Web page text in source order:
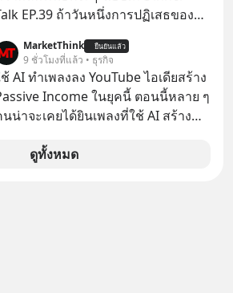
ยู่อย่างยั่งยืน #Cybersecurity #เตือน
EP.39 ถ้าวันหนึ่งการปฏิเสธของ
กำแพงใส่และมองว่าเราเห็นแก่ตัวทั้ง
ราเองก็ไม่เคยปฏิเสธใครอย่างนี้มา
น แต่พอตั้งใจจะ ‘สร้างขอบเขต’ เพื่อ
เองดูสักครั้ง กลับทำให้เกิดรอยร้าว
การแอปเท๋ Dinner Talk ในวันนี้โฮสต์
ทั้ง 2 ท่าน แทป-รวิศ หาญอุตสาหะ และ
MarketThink ยืนยันแล้ว
9 ชั่วโมงที่แล้ว • ธุรกิจ
AI ทำเพลงลง YouTube ไอเดียสร้าง
Income ในยุคนี้ ตอนนี้หลาย ๆ
น่าจะเคยได้ยินเพลงที่ใช้ AI สร้าง
รู้ตัวเรา” จากช่องชื่อว่า UNHEARD
ดูทั้งหมด